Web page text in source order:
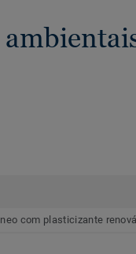
com plasticizante